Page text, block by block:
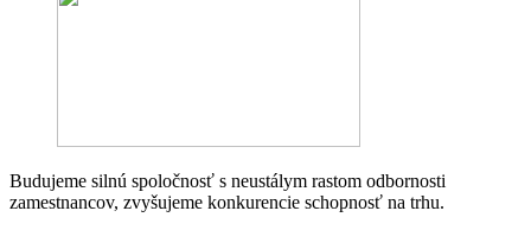
Budujeme silnú spoločnosť s neustálym rastom odbornosti
zamestnancov, zvyšujeme konkurencie schopnosť na trhu.